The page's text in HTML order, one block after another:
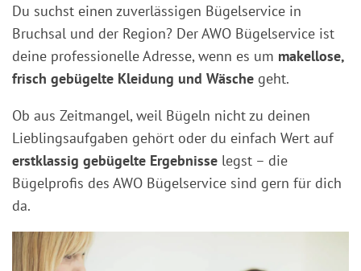
Du suchst einen zuverlässigen Bügelservice in
Bruchsal und der Region? Der AWO Bügelservice ist
deine professionelle Adresse, wenn es um makellose,
frisch gebügelte Kleidung und Wäsche geht.
Ob aus Zeitmangel, weil Bügeln nicht zu deinen
Lieblingsaufgaben gehört oder du einfach Wert auf
erstklassig gebügelte Ergebnisse legst – die
Bügelprofis des AWO Bügelservice sind gern für dich
da.